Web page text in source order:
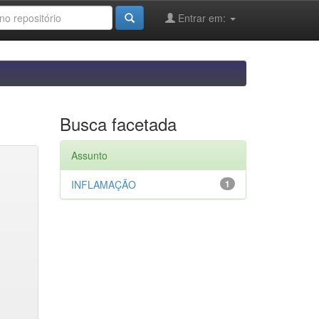
Entrar em:
Busca facetada
Assunto
1
INFLAMAÇÃO